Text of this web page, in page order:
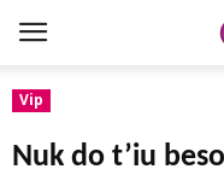
Vip
Nuk do t’iu